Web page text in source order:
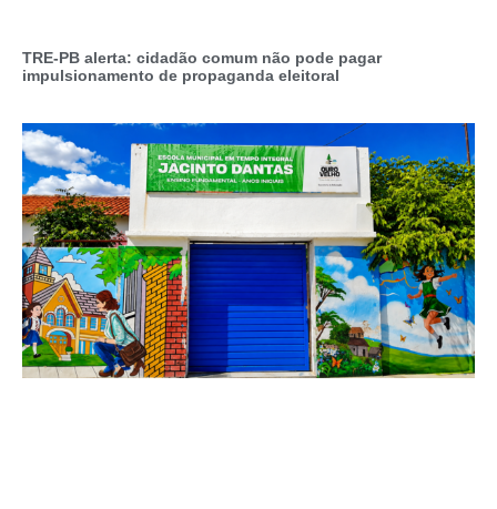
TRE-PB alerta: cidadão comum não pode pagar
impulsionamento de propaganda eleitoral